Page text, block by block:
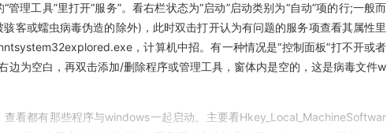
工具”里打开“服务”。看右栏状态为“启动”启动类别为“自动”项的行;一般而
客或蠕虫病毒伪造的除外)，此时双击打开认为有问题的服务项查看其属性里
，计算机中招。有一种情况是“控制面板”打不开或者
边为空白，再双击添加/删除程序或管理工具，窗体内是空的，这是病毒文件w
都有那些程序与windows一起启动。主要看Hkey_Local_MachineSoftwar